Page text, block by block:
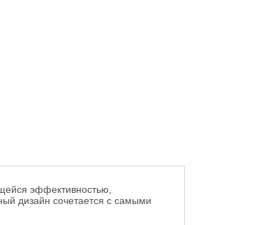
эффективностью,
дизайн сочетается с самыми